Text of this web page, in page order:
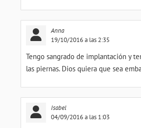
Anna
19/10/2016 a las 2:35
Tengo sangrado de implantación y
las piernas. Dios quiera que sea
Isabel
04/09/2016 a las 1:03